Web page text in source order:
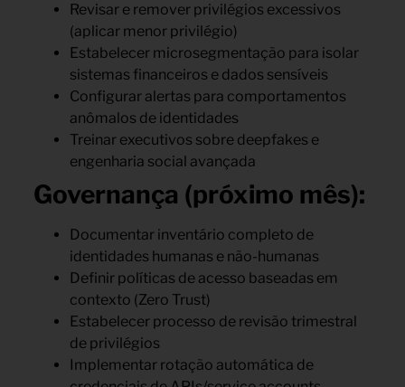
Revisar e remover privilégios excessivos
(aplicar menor privilégio)
Estabelecer microsegmentação para isolar
sistemas financeiros e dados sensíveis
Configurar alertas para comportamentos
anômalos de identidades
Treinar executivos sobre deepfakes e
engenharia social avançada
Governança (próximo mês):
Documentar inventário completo de
identidades humanas e não-humanas
Definir políticas de acesso baseadas em
contexto (Zero Trust)
Estabelecer processo de revisão trimestral
de privilégios
Implementar rotação automática de